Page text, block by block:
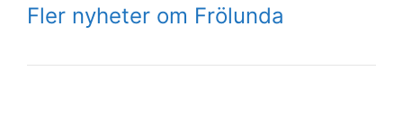
Fler nyheter om Frölunda